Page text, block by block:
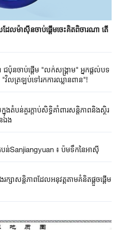
ែលម៉ាស៊ីនចាប់ផ្តើមចេះគិតពិចារណា​​ តើ
ប៉ុនចាប់ផ្តើម "លក់សង្គ្រាម" ​អ្នកផ្តល់​បទ​
វិលត្រឡប់ទៅរកការឈ្លានពាន"!
តំបន់គួរក្តាប់​សិទ្ធិ​គាំពារសន្តិភាព​និងស្ថិរ
ឯង
Sanjiangyuan ៖ ប៉មទឹកនៃអាស៊ី
សា​សន្តិភាពដែលអនុវត្ត​​តាម​គំនិតផ្តួចផ្តើម